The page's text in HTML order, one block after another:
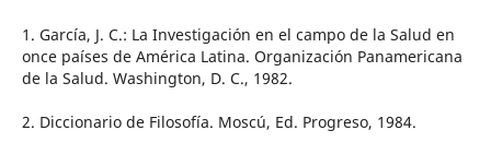
1. García, J. C.: La Investigación en el campo de la Salud en
once países de América Latina. Organización Panamericana
de la Salud. Washington, D. C., 1982.
2. Diccionario de Filosofía. Moscú, Ed. Progreso, 1984.